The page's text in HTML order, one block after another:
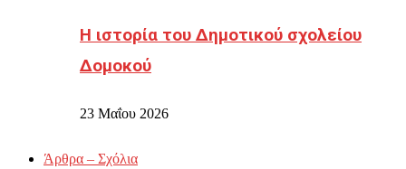
Η ιστορία του Δημοτικού σχολείου
Δομοκού
23 Μαΐου 2026
Άρθρα – Σχόλια